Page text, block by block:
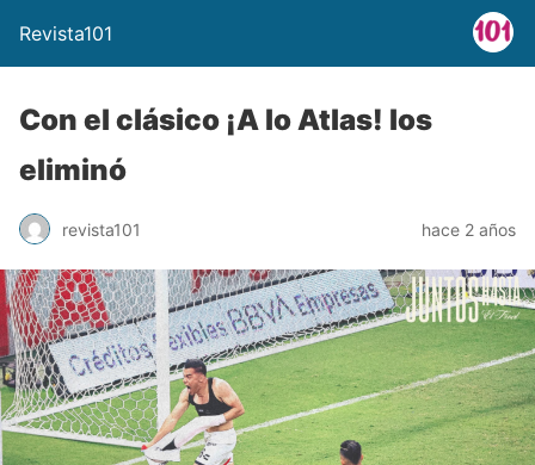
Revista101
Con el clásico ¡A lo Atlas! los
eliminó
revista101 hace 2 años